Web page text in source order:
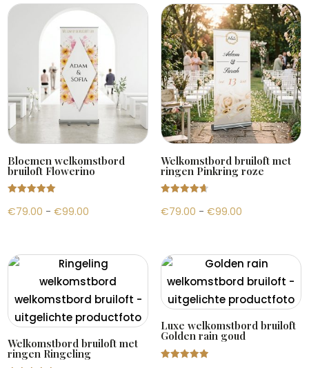
€99.00
€99.00
Bloemen welkomstbord
bruiloft Flowerino
d
5.00
€79.00 - €99.00
€99.00
Welkomstbord bruiloft met
ringen Pinkring roze
d
4.71
€79.00 - €99.00Prijsklasse:
€99.00
Welkomstbord bruiloft met
ringen Ringeling
Luxe welkomstbord bruiloft
Golden rain goud